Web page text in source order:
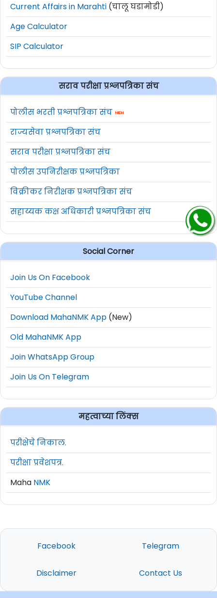
Current Affairs in Marahti (चालू घडामोडी)
Age Calculator
SIP Calculator
सराव परीक्षा प्रश्नपत्रिका संच
पोलीस भरती प्रश्नपत्रिका संच
राज्यसेवा प्रश्नपत्रिका संच
सराव परीक्षा प्रश्नपत्रिका संच
पोलीस उपनिरीक्षक प्रश्नपत्रिका
विक्रीकर निरीक्षक प्रश्नपत्रिका संच
सहाय्यक कक्ष अधिकारी प्रश्नपत्रिका संच
Social Corner
Join Us On Facebook
YouTube Channel
Download MahaNMK App (New)
Old MahaNMK App
Join WhatsApp Group
Join Us On Telegram
महत्वाच्या लिंक्स
परीक्षेचे निकाल.
परीक्षा प्रवेशपत्र.
Maha NMK
Facebook Telegram
Disclaimer Contact Us